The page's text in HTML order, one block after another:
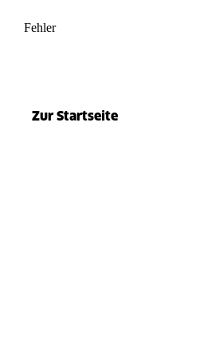
Fehler
Zur Startseite